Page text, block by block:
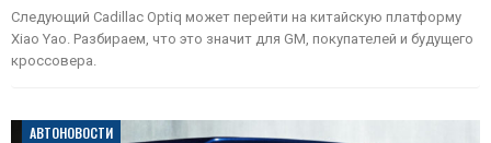
Следующий Cadillac Optiq может перейти на китайскую платформу
Xiao Yao. Разбираем, что это значит для GM, покупателей и будущего
кроссовера.
АВТОНОВОСТИ